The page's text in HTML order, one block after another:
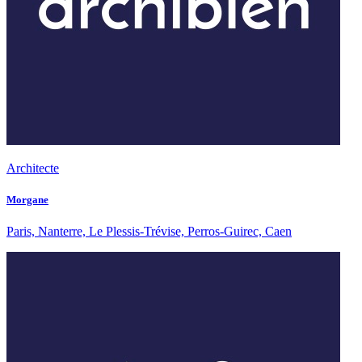
Architecte
Morgane
Paris, Nanterre, Le Plessis-Trévise, Perros-Guirec, Caen